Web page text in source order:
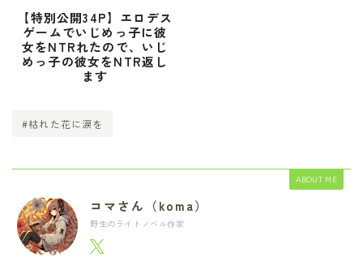
【特別公開34P】エロデス
ゲームでいじめっ子に彼
女をNTRれたので、いじ
めっ子の彼女をNTR返し
ます
#枯れた花に涙を
ABOUT ME
コマさん（koma）
野生のライトノベル作家